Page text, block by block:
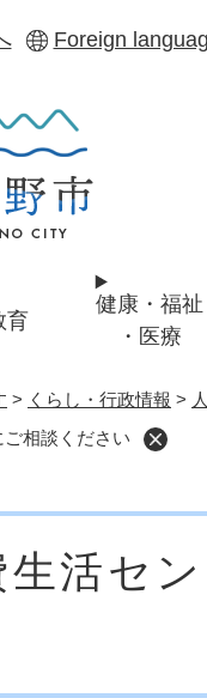
Foreign
育
健康・福祉
・医療
> くらし・行政情報 >
相談ください
活セ